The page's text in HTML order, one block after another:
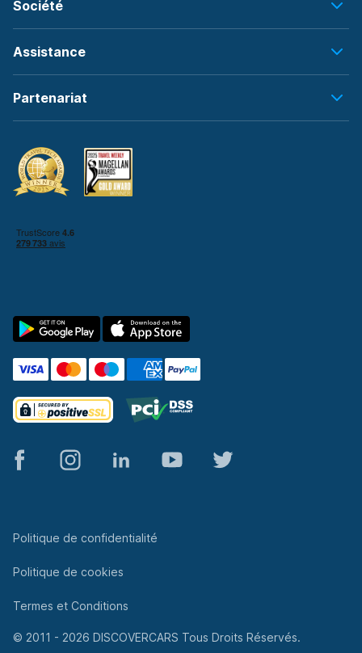
Société
Assistance
Partenariat
© 2011 - 2026 DISCOVERCARS Tous Droits Réservés.